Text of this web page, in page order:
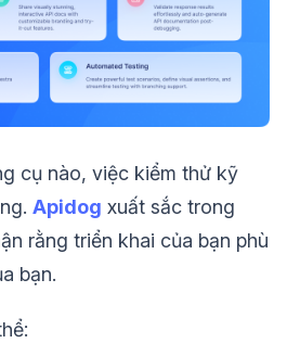
cụ nào, việc kiểm thử kỹ
Apidog xuất sắc trong
rằng triển khai của bạn phù
bạn.